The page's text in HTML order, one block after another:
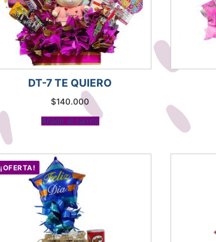
DT-7 TE QUIERO
$140.000
Añadir al carrito
¡OFERTA!